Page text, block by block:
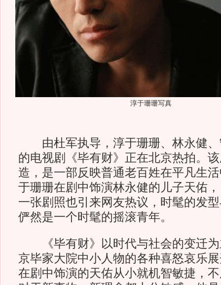
淳于珊珊写真
由杜军执导，淳于珊珊、林永健、
的电视剧《毕有财》正在北京热拍。
造，是一部反映普通老百姓在平凡生
于珊珊在剧中饰演林永健的儿子天佑
一张剧照也引来网友热议，时髦的发
俨然是一个时髦的摇滚青年。
《毕有财》以时代与社会的变迁为
京毕家大院中小人物的各种喜怒哀乐
在剧中饰演的天佑从小就机智敏捷，